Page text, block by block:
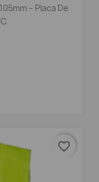
– Placa De
favorite_border